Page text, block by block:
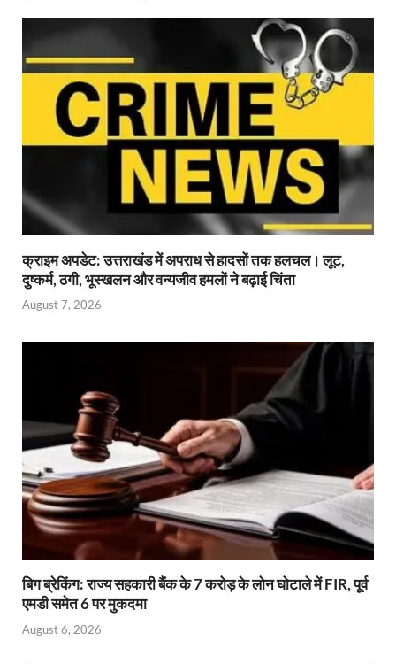
क्राइम अपडेट: उत्तराखंड में अपराध से हादसों तक हलचल। लूट,
दुष्कर्म, ठगी, भूस्खलन और वन्यजीव हमलों ने बढ़ाई चिंता
August 7, 2026
बिग ब्रेकिंग: राज्य सहकारी बैंक के 7 करोड़ के लोन घोटाले में FIR, पूर्व
एमडी समेत 6 पर मुकदमा
August 6, 2026